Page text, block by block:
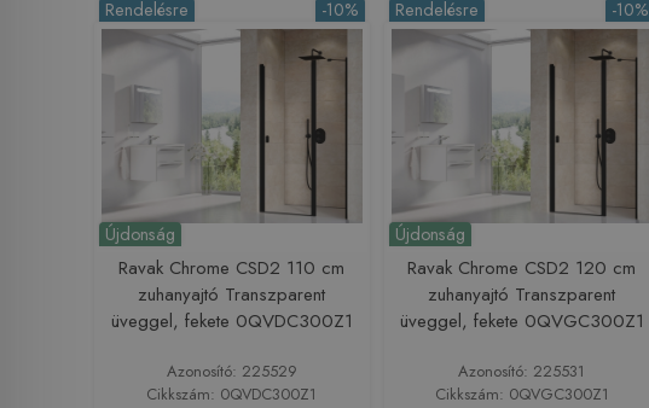
Újdonság
-10%
Rendelésre
Ravak Chrome CSD2 110 cm
zuhanyajtó Transzparent
üveggel, fekete 0QVDC300Z1
Azonosító: 225529
Cikkszám: 0QVDC300Z1
Újdonság
-10%
Rendelésre
Ravak Chrome CSD2 120 cm
zuhanyajtó Transzparent
üveggel, fekete 0QVGC300Z1
Azonosító: 225531
Cikkszám: 0QVGC300Z1